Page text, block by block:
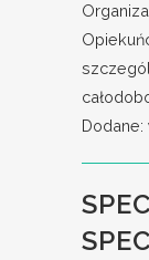
Dodane: